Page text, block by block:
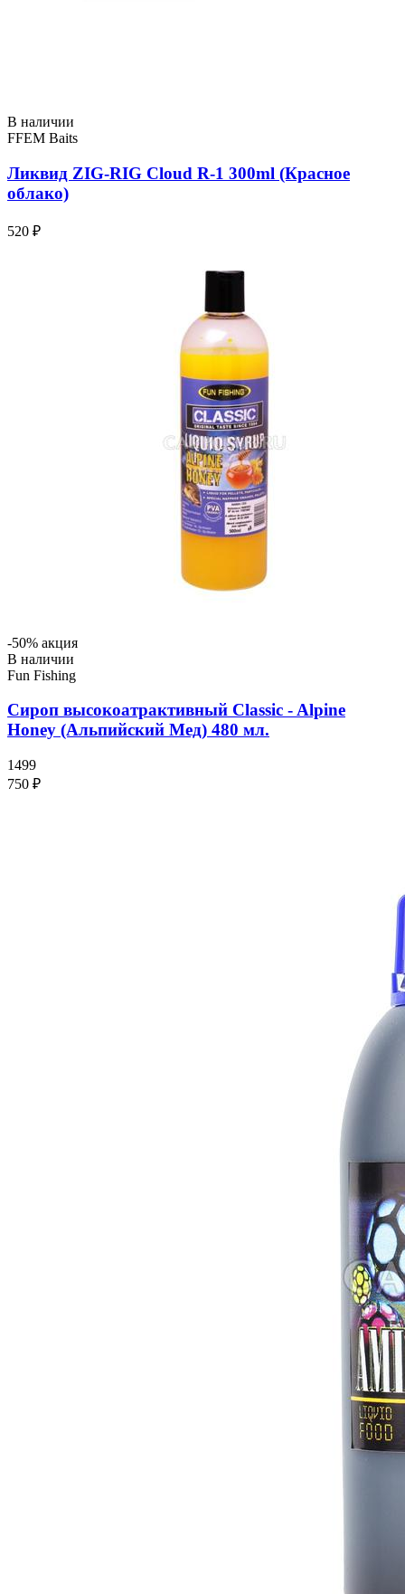
В наличии
FFEM Baits
Ликвид ZIG-RIG Cloud R-1 300ml (Красное
облако)
520 ₽
-50% акция
В наличии
Fun Fishing
Сироп высокоатрактивный Classic - Alpine
Honey (Альпийский Мед) 480 мл.
1499
750 ₽